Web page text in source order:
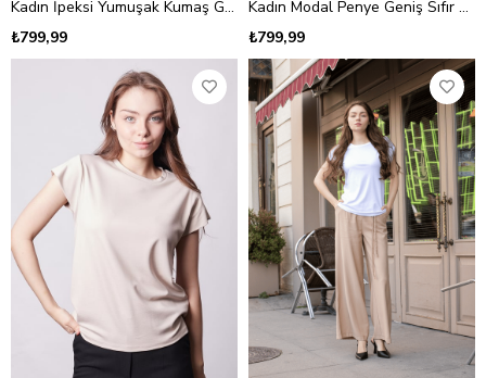
Kadın İpeksi Yumuşak Kumaş Geniş Sıfır Yaka Önü Pencereli Yanları Yırtmaçlı Tshirt Bluz-Taş
₺799,99
Kadın Modal Penye Geniş Sıfır Yaka Düşük Omuzlu Apoletli Kısa Kol T-shirt Bluz-Bej
₺799,99